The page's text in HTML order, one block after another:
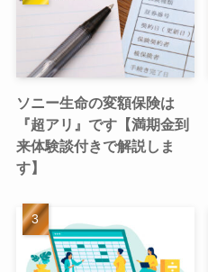
ソニー生命の変額保険は
『超アリ』です【満期金到
来体験談付きで解説しま
す】